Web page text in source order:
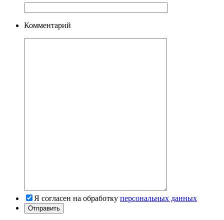
Комментарий
Я согласен на обработку персональных данных